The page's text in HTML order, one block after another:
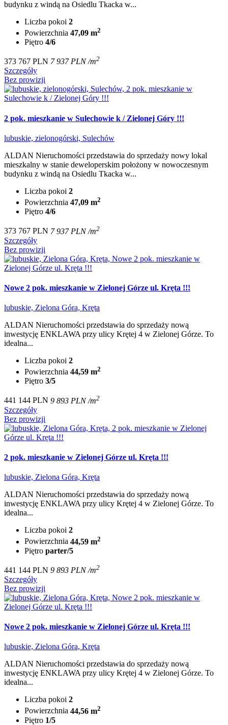
budynku z windą na Osiedlu Tkacka w...
Liczba pokoi 2
Powierzchnia 47,09 m2
Piętro 4/6
373 767 PLN 7 937 PLN /m2
Szczegóły
Bez prowizji
2 pok. mieszkanie w Sulechowie k / Zielonej Góry !!!
lubuskie, zielonogórski, Sulechów
ALDAN Nieruchomości przedstawia do sprzedaży nowy lokal
mieszkalny w stanie deweloperskim położony w nowoczesnym
budynku z windą na Osiedlu Tkacka w...
Liczba pokoi 2
Powierzchnia 47,09 m2
Piętro 4/6
373 767 PLN 7 937 PLN /m2
Szczegóły
Bez prowizji
Nowe 2 pok. mieszkanie w Zielonej Górze ul. Kręta !!!
lubuskie, Zielona Góra, Kręta
ALDAN Nieruchomości przedstawia do sprzedaży nową
inwestycję ENKLAWA przy ulicy Krętej 4 w Zielonej Górze. To
idealna...
Liczba pokoi 2
Powierzchnia 44,59 m2
Piętro 3/5
441 144 PLN 9 893 PLN /m2
Szczegóły
Bez prowizji
2 pok. mieszkanie w Zielonej Górze ul. Kręta !!!
lubuskie, Zielona Góra, Kręta
ALDAN Nieruchomości przedstawia do sprzedaży nową
inwestycję ENKLAWA przy ulicy Krętej 4 w Zielonej Górze. To
idealna...
Liczba pokoi 2
Powierzchnia 44,59 m2
Piętro parter/5
441 144 PLN 9 893 PLN /m2
Szczegóły
Bez prowizji
Nowe 2 pok. mieszkanie w Zielonej Górze ul. Kręta !!!
lubuskie, Zielona Góra, Kręta
ALDAN Nieruchomości przedstawia do sprzedaży nową
inwestycję ENKLAWA przy ulicy Krętej 4 w Zielonej Górze. To
idealna...
Liczba pokoi 2
Powierzchnia 44,56 m2
Piętro 1/5